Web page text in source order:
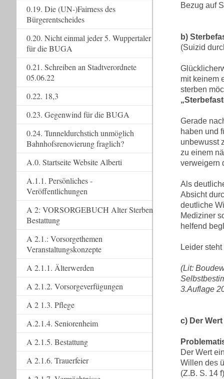
Bezug auf
b)
(Suizid
mit keinem
sterben
Gerade
haben und
unbewusst
zu einem
verweigern
Als
Absicht
deutliche
Mediziner
helfend
Leider
(Lit:
3.Auflage
c) Der
Der Wert
Willen des
(Z.B. S. 14
0.19. Die (UN-)Fairness des
Bürgerentscheides
0.20. Nicht einmal jeder 5. Wuppertaler
für die BUGA
0.21. Schreiben an Stadtverordnete
05.06.22
0.22. 18,3
0.23. Gegenwind für die BUGA
0.24. Tunneldurchstich unmöglich
Bahnhofsrenovierung fraglich?
A.0. Startseite Website Alberti
A.1.1. Persönliches -
Veröffentlichungen
A 2: VORSORGEBUCH Alter Sterben
Bestattung
A 2.1.: Vorsorgethemen
Veranstaltungskonzepte
A 2.1.1. Älterwerden
A 2.1.2. Vorsorgeverfügungen
A 2 1.3. Pflege
A.2.1.4. Seniorenheim
A 2.1.5. Bestattung
A 2.1.6. Trauerfeier